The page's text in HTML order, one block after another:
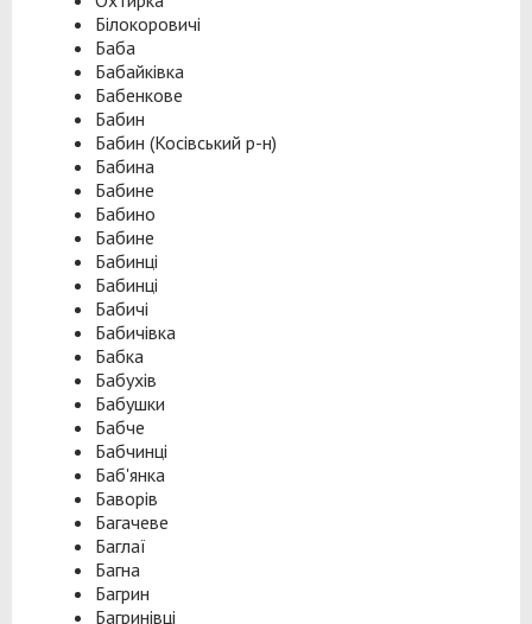
Білокоровичі
Баба
Бабайківка
Бабенкове
Бабин
Бабин (Косівський р-н)
Бабина
Бабине
Бабино
Бабине
Бабинці
Бабинці
Бабичі
Бабичівка
Бабка
Бабухів
Бабушки
Бабче
Бабчинці
Баб'янка
Баворів
Багачеве
Баглаї
Багна
Багрин
Багринівці